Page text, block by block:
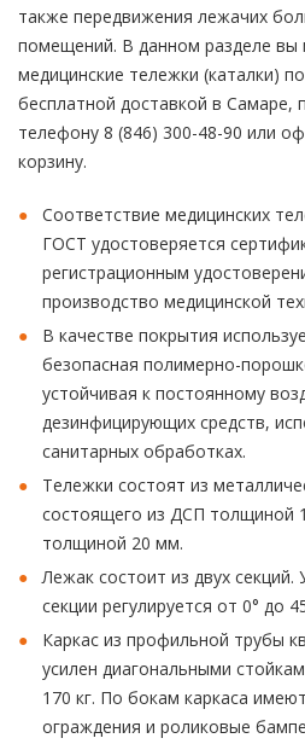
также передвижения лежачих
помещений. В данном разделе вы
медицинские тележки (каталки)
бесплатной доставкой в Самаре,
телефону 8 (846) 300-48-90 или
корзину.
Соответствие медицинских
ГОСТ удостоверяется
регистрационным
производство медицинской
В качестве покрытия
безопасная полимерно-
устойчивая к постоянному
дезинфицирующих средств,
санитарных обработках.
Тележки состоят из
состоящего из ДСП толщиной
толщиной 20 мм.
Лежак состоит из двух
секции регулируется от 0° до
Каркас из профильной трубы
усилен диагональными
170 кг. По бокам каркаса
ограждения и роликовые